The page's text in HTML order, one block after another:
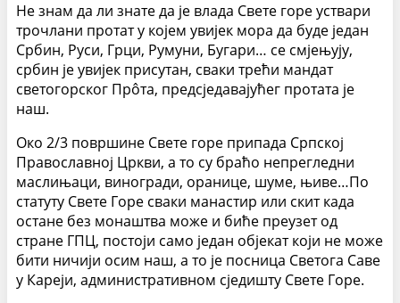
Не знам да ли знате да је влада Свете горе уствари
трочлани протат у којем увијек мора да буде један
Србин, Руси, Грци, Румуни, Бугари… се смјењују,
србин је увијек присутан, сваки трећи мандат
светогорског Прôта, предсједавајућег протата је
наш.
Око 2/3 површине Свете горе припада Српској
Православној Цркви, а то су браћо непрегледни
маслињаци, виногради, оранице, шуме, њиве…По
статуту Свете Горе сваки манастир или скит када
остане без монаштва може и биће преузет од
стране ГПЦ, постоји само један објекат који не може
бити ничији осим наш, а то је посница Светога Саве
у Кареји, административном сједишту Свете Горе.